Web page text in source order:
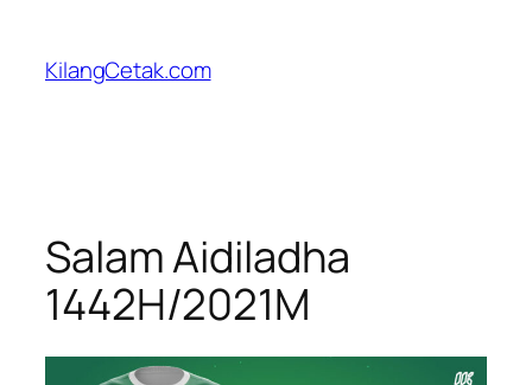
content
KilangCetak.com
Salam Aidiladha
1442H/2021M